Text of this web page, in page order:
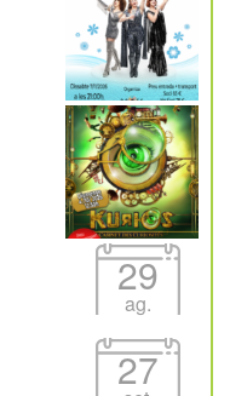
29
ag.
27